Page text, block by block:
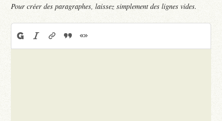
Pour créer des paragraphes, laissez simplement des lignes vides.